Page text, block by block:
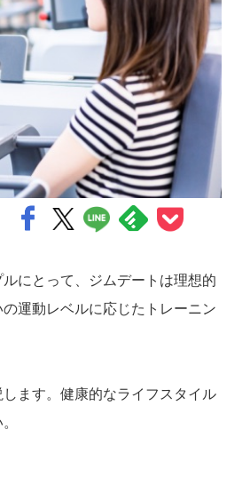
にとって、ジムデートは理想的
運動レベルに応じたトレーニン
ます。健康的なライフスタイル